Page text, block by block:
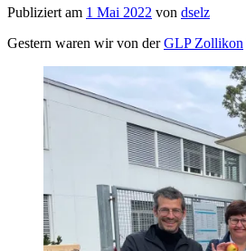
Publiziert am 1 Mai 2022 von dselz
Gestern waren wir von derGLP Zollikon